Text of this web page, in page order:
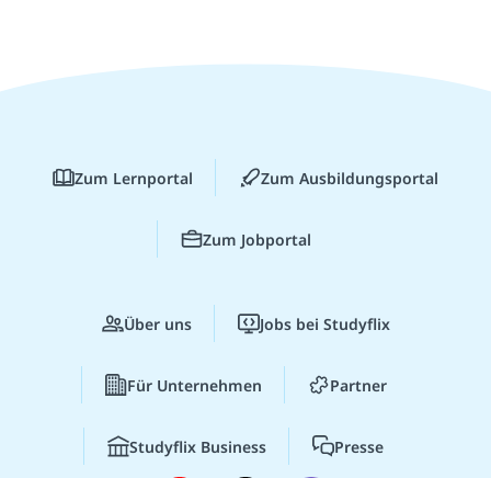
Zum Lernportal Zum Ausbildungsportal
Zum Jobportal
Über uns Jobs bei Studyflix
Für Unternehmen Partner
Studyflix Business Presse